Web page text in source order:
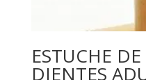
ESTUCHE
DIENTES